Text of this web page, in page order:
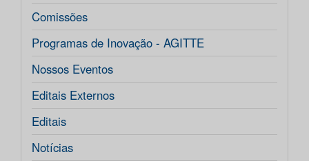
Comissões
Programas de Inovação - AGITTE
Nossos Eventos
Editais Externos
Editais
Notícias